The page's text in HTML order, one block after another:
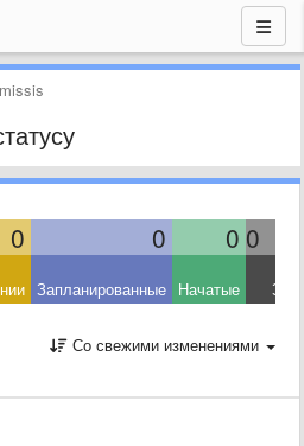
0 0 0 0
Запланированные Начатые
Со свежими изменениями